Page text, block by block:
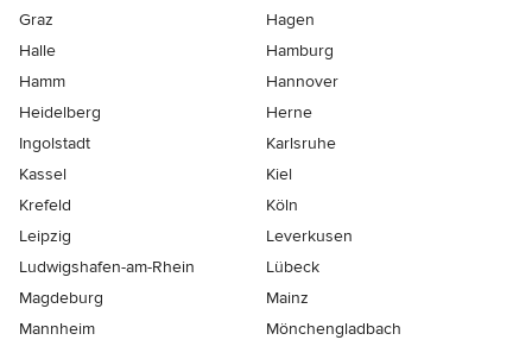
Graz
Hagen
Halle
Hamburg
Hamm
Hannover
Heidelberg
Herne
Ingolstadt
Karlsruhe
Kassel
Kiel
Krefeld
Köln
Leipzig
Leverkusen
Ludwigshafen-am-Rhein
Lübeck
Magdeburg
Mainz
Mannheim
Mönchen­gladbach